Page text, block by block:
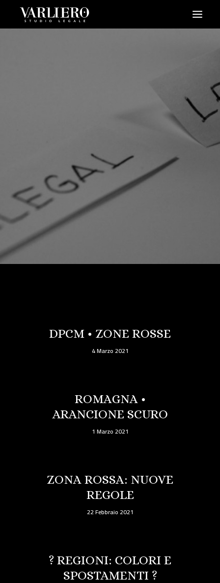
PRENDI UN APPUNTAMENTO
DPCM • ZONE ROSSE
4 Marzo 2021
ROMAGNA •
ARANCIONE SCURO
1 Marzo 2021
ZONA ROSSA: NUOVE
REGOLE
22 Febbraio 2021
? REGIONI: COLORI E
SPOSTAMENTI ?